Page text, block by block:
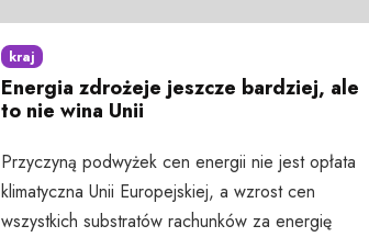
kraj
Energia zdrożeje jeszcze bardziej, ale
to nie wina Unii
Przyczyną podwyżek cen energii nie jest opłata
klimatyczna Unii Europejskiej, a wzrost cen
wszystkich substratów rachunków za energię